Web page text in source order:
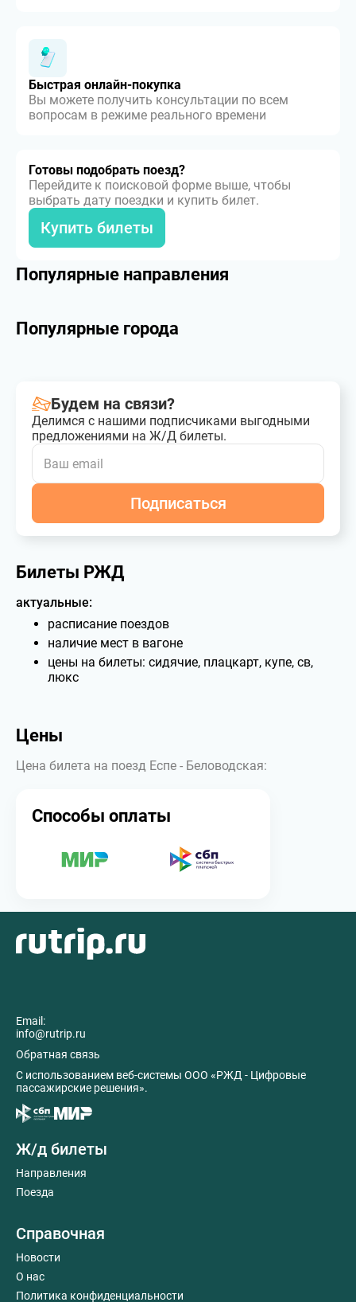
Быстрая онлайн-покупка
Вы можете получить консультации по всем
вопросам в режиме реального времени
Готовы подобрать поезд?
Перейдите к поисковой форме выше, чтобы
выбрать дату поездки и купить билет.
Купить билеты
Популярные направления
Популярные города
Будем на связи?
Делимся с нашими подписчиками выгодными
предложениями на Ж/Д билеты.
Подписаться
Билеты РЖД
актуальные:
расписание поездов
наличие мест в вагоне
цены на билеты: сидячие, плацкарт, купе, св,
люкс
Цены
Цена билета на поезд Еспе - Беловодская:
Способы оплаты
Email:
info@rutrip.ru
Обратная связь
C использованием веб-системы ООО «РЖД - Цифровые
пассажирские решения».
Ж/д билеты
Направления
Поезда
Справочная
Новости
О нас
Политика конфиденциальности